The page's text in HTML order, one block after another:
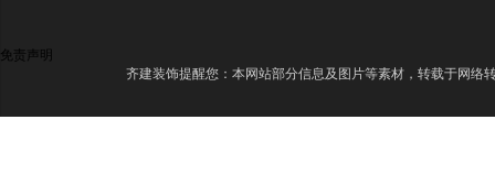
免责声明
齐建装饰提醒您：本网站部分信息及图片等素材，转载于网络